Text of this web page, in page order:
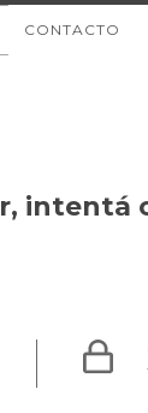
CONTACTO
intentá